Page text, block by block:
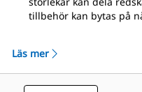
snabbare än tidigare
Advansys hammarlösa
adaptrar med endast
tillbehör kan bytas på
Pinnmonterade skopor
kompatibla med Cat
pinnmonterade
Läs mer